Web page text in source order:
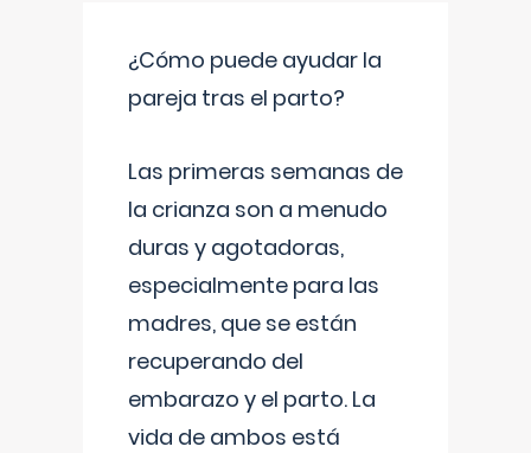
¿Cómo puede ayudar la
pareja tras el parto?
Las primeras semanas de
la crianza son a menudo
duras y agotadoras,
especialmente para las
madres, que se están
recuperando del
embarazo y el parto. La
vida de ambos está